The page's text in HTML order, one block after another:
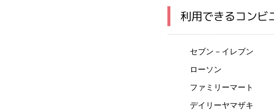
利用できるコンビ
セブン－イレブン
ローソン
ファミリーマート
デイリーヤマザキ